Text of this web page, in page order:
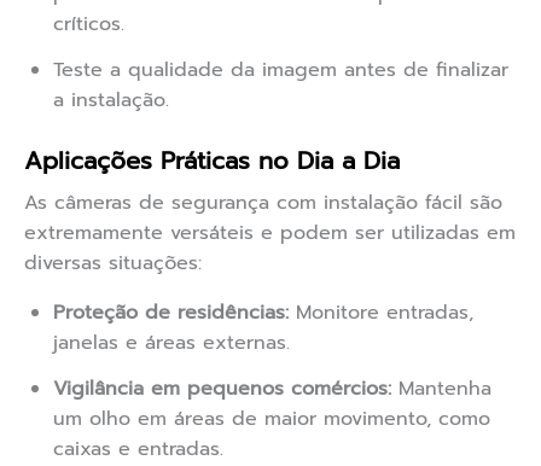
críticos.
Teste a qualidade da imagem antes de finalizar
a instalação.
Aplicações Práticas no Dia a Dia
As câmeras de segurança com instalação fácil são
extremamente versáteis e podem ser utilizadas em
diversas situações:
Proteção de residências: Monitore entradas,
janelas e áreas externas.
Vigilância em pequenos comércios: Mantenha
um olho em áreas de maior movimento, como
caixas e entradas.